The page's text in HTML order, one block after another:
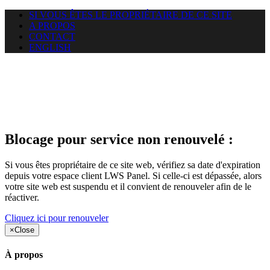
SI VOUS ÊTES LE PROPRIÉTAIRE DE CE SITE
A PROPOS
CONTACT
ENGLISH
Blocage pour service non renouvelé :
Si vous êtes propriétaire de ce site web, vérifiez sa date d'expiration
depuis votre espace client LWS Panel. Si celle-ci est dépassée, alors
votre site web est suspendu et il convient de renouveler afin de le
réactiver.
Cliquez ici pour renouveler
×Close
À propos